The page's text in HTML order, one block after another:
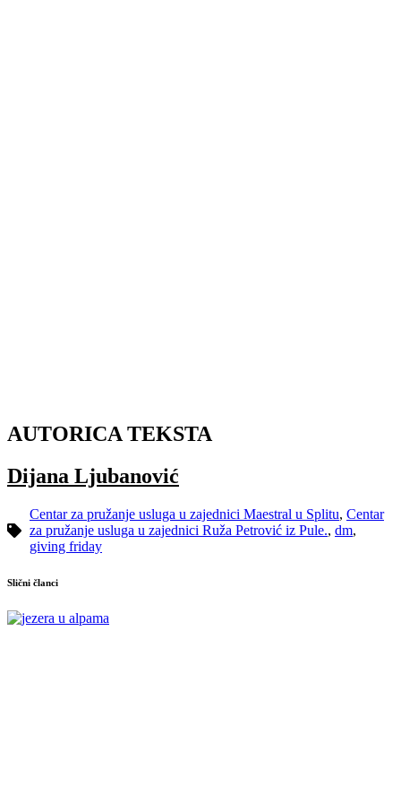
AUTORICA TEKSTA
Dijana Ljubanović
Centar za pružanje usluga u zajednici Maestral u Splitu, Centar
za pružanje usluga u zajednici Ruža Petrović iz Pule., dm,
giving friday
Slični članci